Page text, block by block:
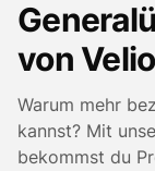
von Velio
Warum mehr
kannst? Mit
bekommst du